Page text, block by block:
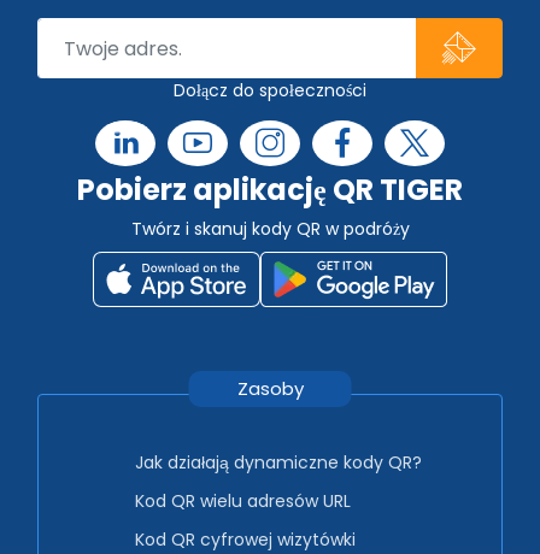
Dołącz do społeczności
Pobierz aplikację QR TIGER
Twórz i skanuj kody QR w podróży
Zasoby
Jak działają dynamiczne kody QR?
Kod QR wielu adresów URL
Kod QR cyfrowej wizytówki